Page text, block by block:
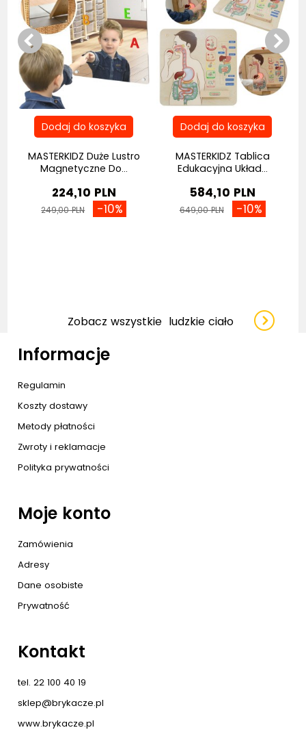
MASTERKIDZ Duże Lustro
Magnetyczne Do...
224,10 PLN
249,00 PLN -10%
MASTERKIDZ Tablica
Edukacyjna Układ...
584,10 PLN
649,00 PLN -10%
Zobacz wszystkie ludzkie ciało
Informacje
Regulamin
Koszty dostawy
Metody płatności
Zwroty i reklamacje
Polityka prywatności
Moje konto
Zamówienia
Adresy
Dane osobiste
Prywatność
Kontakt
tel. 22 100 40 19
sklep@brykacze.pl
www.brykacze.pl